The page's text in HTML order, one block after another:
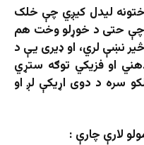
وختونه لیدل کیږي چې خلک
حتی د خوړلو وخت هم
څیر نښې لري، او ډیری یې د
او فزیکي توګه ستړي
سره د دوی اړیکې لږ او
لارې چارې :